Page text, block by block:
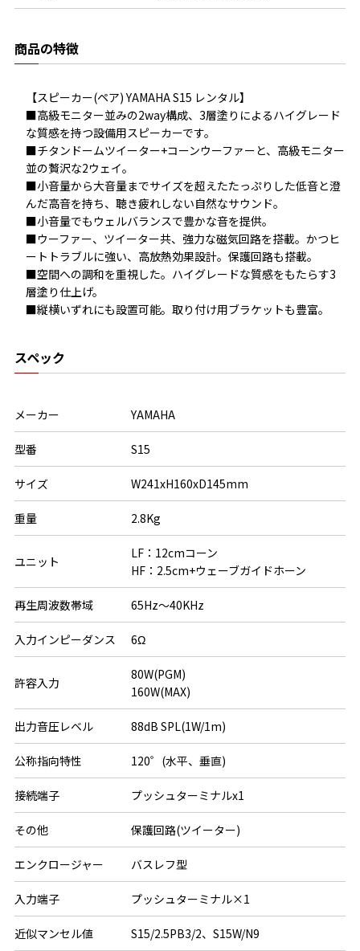
商品の特徴
【スピーカー(ペア) YAMAHA S15 レンタル】
■高級モニター並みの2way構成、3層塗りによるハイグレード
な質感を持つ設備用スピーカーです。
■チタンドームツイーター+コーンウーファーと、高級モニター
並の贅沢な2ウェイ。
■小音量から大音量までサイズを超えたたっぷりした低音と澄
んだ高音を持ち、聴き疲れしない自然なサウンド。
■小音量でもウェルバランスで豊かな音を提供。
■ウーファー、ツイーター共、強力な磁気回路を搭載。かつヒ
ートトラブルに強い、高放熱効果設計。保護回路も搭載。
■空間への調和を重視した。ハイグレードな質感をもたらす3
層塗り仕上げ。
■縦横いずれにも設置可能。取り付け用ブラケットも豊富。
スペック
メーカー YAMAHA
型番 S15
サイズ W241xH160xD145mm
重量 2.8Kg
ユニット
LF：12cmコーン
HF：2.5cm+ウェーブガイドホーン
再生周波数帯域 65Hz～40KHz
入力インピーダンス 6Ω
許容入力
80W(PGM)
160W(MAX)
出力音圧レベル 88dB SPL(1W/1m)
公称指向特性 120゜(水平、垂直)
接続端子 プッシュターミナルx1
その他 保護回路(ツイーター)
エンクロージャー バスレフ型
入力端子 プッシュターミナル×1
近似マンセル値 S15/2.5PB3/2、S15W/N9